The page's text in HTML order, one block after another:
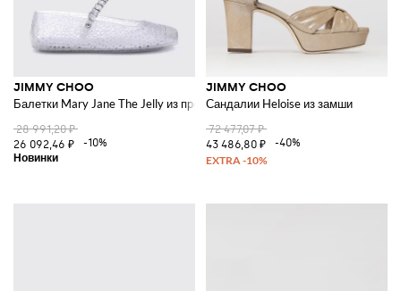
JIMMY CHOO
Балетки Mary Jane The Jelly из прозрачного ПВХ с кристаллами
28 991,20 ₽
26 092,46 ₽
-10%
JIMMY CHOO
Сандалии Heloise из замши
72 477,07 ₽
43 486,80 ₽
-40%